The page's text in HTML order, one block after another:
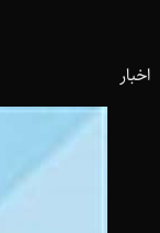
اخبار